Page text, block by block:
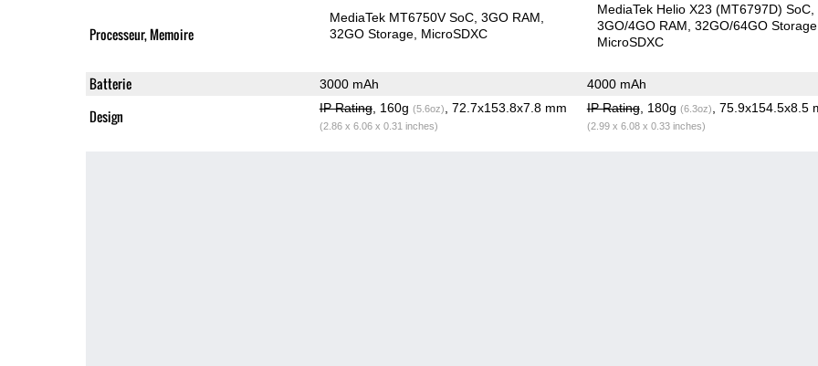
Processeur, Memoire
MediaTek MT6750V SoC 3GO RAM
32GO Storage MicroSDXC
MediaTek Helio X23 (MT6797D) SoC
3GO/4GO RAM 32GO/64GO Storage
MicroSDXC
Batterie 3000 mAh 4000 mAh
Design IP Rating, 160g (5.6oz) , 72.7x153.8x7.8 mm
(2.86 x 6.06 x 0.31 inches)
IP Rating, 180g (6.3oz) , 75.9x154.5x8.5
(2.99 x 6.08 x 0.33 inches)